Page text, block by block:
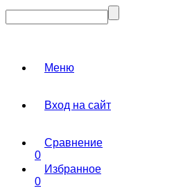
Меню
Вход на сайт
Сравнение
0
Избранное
0